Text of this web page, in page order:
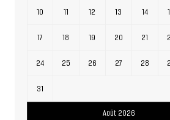
Août 2026
10 11 12 13 14
17 18 19 20 21
24 25 26 27 28
31